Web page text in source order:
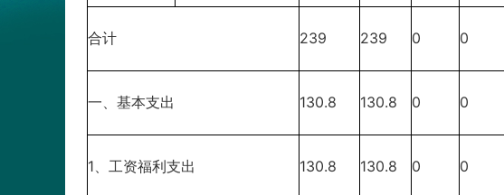
合计 239 239 0 0
一、基本支出 130.8 130.8 0 0
1、工资福利支出 130.8 130.8 0 0